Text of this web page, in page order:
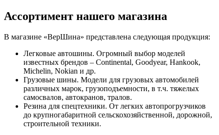
Ассортимент нашего магазина
В магазине «ВерШина» представлена следующая продукция:
Легковые автошины. Огромный выбор моделей
известных брендов – Continental, Goodyear, Hankook,
Michelin, Nokian и др.
Грузовые шины. Модели для грузовых автомобилей
различных марок, грузоподъемности, в т.ч. тяжелых
самосвалов, автокранов, тралов.
Резина для спецтехники. От легких автопрогрузчиков
до крупногабаритной сельскохозяйственной, дорожной,
строительной техники.